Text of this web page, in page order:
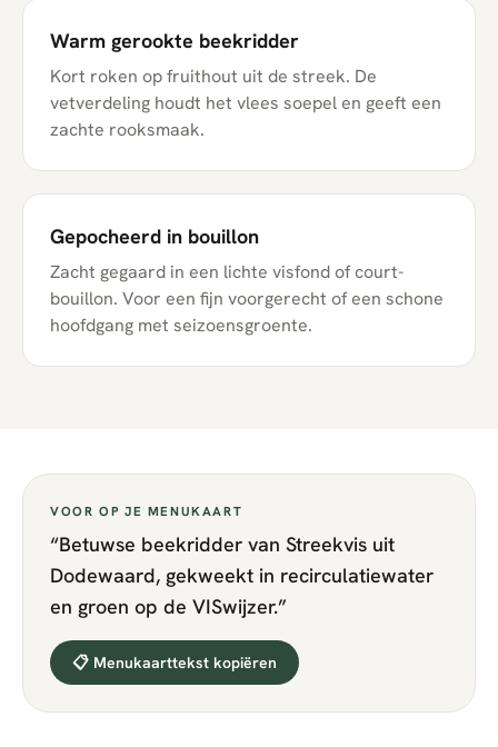
Warm gerookte beekridder
Kort roken op fruithout uit de streek. De
vetverdeling houdt het vlees soepel en geeft een
zachte rooksmaak.
Gepocheerd in bouillon
Zacht gegaard in een lichte visfond of court-
bouillon. Voor een fijn voorgerecht of een schone
hoofdgang met seizoensgroente.
VOOR OP JE MENUKAART
“Betuwse beekridder van Streekvis uit
Dodewaard, gekweekt in recirculatiewater
en groen op de VISwijzer.”
📋 Menukaarttekst kopiëren